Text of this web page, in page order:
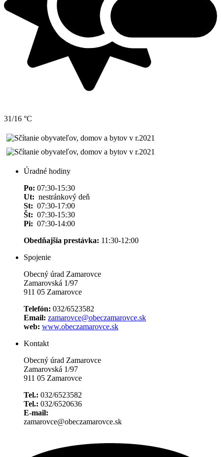
31/16 °C
Úradné hodiny
Po: 07:30-15:30
Ut: nestránkový deň
St: 07:30-17:00
Št: 07:30-15:30
Pi: 07:30-14:00
Obedňajšia prestávka: 11:30-12:00
Spojenie
Obecný úrad Zamarovce
Zamarovská 1/97
911 05 Zamarovce
Telefón: 032/6523582
Email: zamarovce@obeczamarovce.sk
web: www.obeczamarovce.sk
Kontakt
Obecný úrad Zamarovce
Zamarovská 1/97
911 05 Zamarovce
Tel.: 032/6523582
Tel.: 032/6520636
E-mail:
zamarovce@obeczamarovce.sk